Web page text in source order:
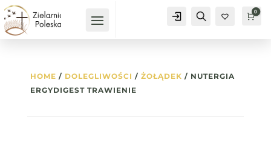
Konto Szukaj
0
HOME / DOLEGLIWOŚCI / ŻOŁĄDEK / NUTERGIA
ERGYDIGEST TRAWIENIE